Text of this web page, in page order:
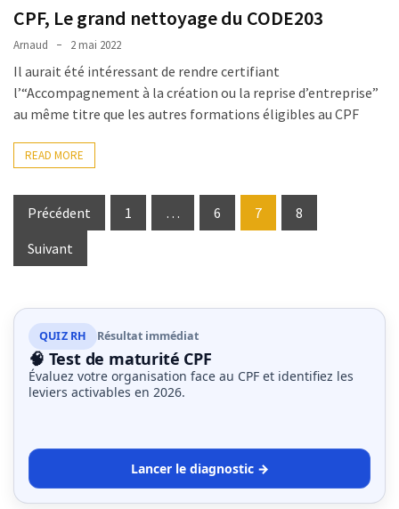
CPF, Le grand nettoyage du CODE203
Arnaud 2 mai 2022
Il aurait été intéressant de rendre certifiant
l’“Accompagnement à la création ou la reprise d’entreprise”
au même titre que les autres formations éligibles au CPF
READ MORE
Pagination
des
publications
Précédent 1 … 6 7
8
Suivant
QUIZ RH Résultat immédiat
🧠 Test de maturité CPF
Évaluez votre organisation face au CPF et identifiez les
leviers activables en 2026.
Lancer le diagnostic →